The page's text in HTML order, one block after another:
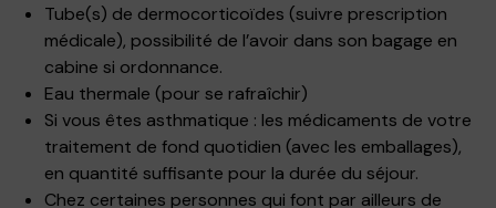
Tube(s) de dermocorticoïdes (suivre prescription
médicale), possibilité de l’avoir dans son bagage en
cabine si ordonnance.
Eau thermale (pour se rafraîchir)
Si vous êtes asthmatique : les médicaments de votre
traitement de fond quotidien (avec les emballages),
en quantité suffisante pour la durée du séjour.
Chez certaines personnes qui font par ailleurs de